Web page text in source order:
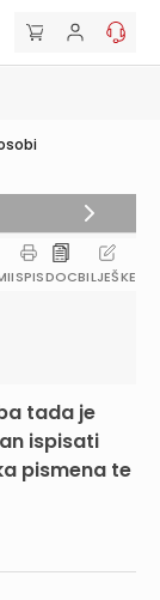
ISPISDOCBILJEŠKE
tada je
ispisati
pismena te